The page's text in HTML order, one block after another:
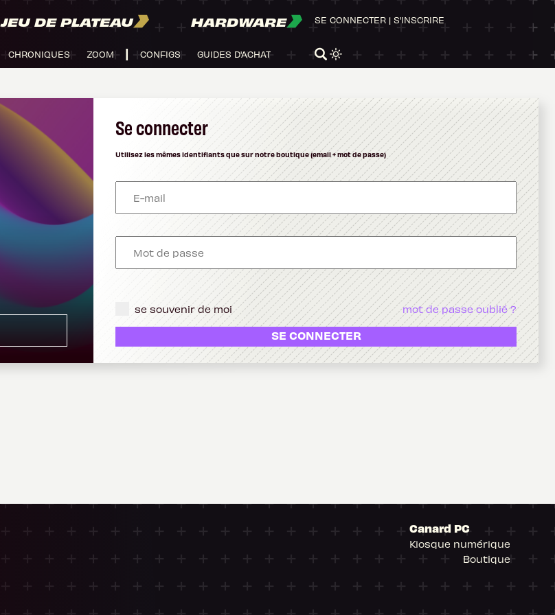
JEU DE PLATEAU HARDWARE
CHRONIQUES ZOOM CONFIGS GUIDES D'ACHAT
SE CONNECTER | S'INSCRIRE
Se connecter
Utilisez les mêmes identifiants que sur notre boutique (email + mot de passe)
se souvenir de moi mot de passe oublié ?
SE CONNECTER
Canard PC
Kiosque numérique
Boutique